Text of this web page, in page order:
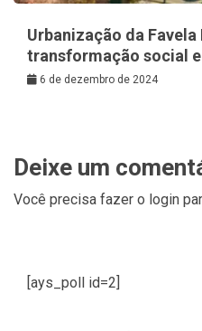
Urbanização da Favela
transformação social
6 de dezembro de 2024
Deixe um
Você precisa fazer o login
[ays_poll id=2]